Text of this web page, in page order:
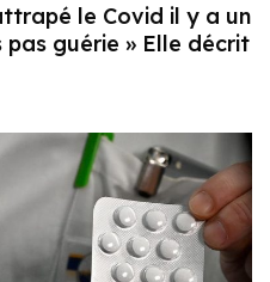
le Covid il y a un
guérie » Elle décrit